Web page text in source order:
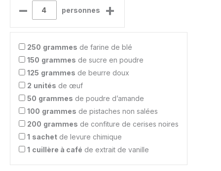
– personnes +
250 grammes de farine de blé
150 grammes de sucre en poudre
125 grammes de beurre doux
2 unités de œuf
50 grammes de poudre d’amande
100 grammes de pistaches non salées
200 grammes de confiture de cerises noires
1 sachet de levure chimique
1 cuillère à café de extrait de vanille